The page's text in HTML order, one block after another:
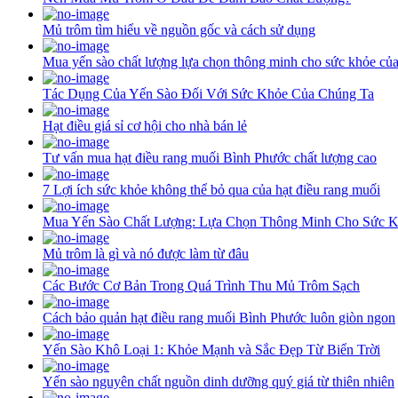
Mủ trôm tìm hiểu về nguồn gốc và cách sử dụng
Mua yến sào chất lượng lựa chọn thông minh cho sức khỏe
Tác Dụng Của Yến Sào Đối Với Sức Khỏe Của Chúng Ta
Hạt điều giá sỉ cơ hội cho nhà bán lẻ
Tư vấn mua hạt điều rang muối Bình Phước chất lượng cao
7 Lợi ích sức khỏe không thể bỏ qua của hạt điều rang muối
Mua Yến Sào Chất Lượng: Lựa Chọn Thông Minh Cho Sức
Mủ trôm là gì và nó được làm từ đâu
Các Bước Cơ Bản Trong Quá Trình Thu Mủ Trôm Sạch
Cách bảo quản hạt điều rang muối Bình Phước luôn giòn ngon
Yến Sào Khô Loại 1: Khỏe Mạnh và Sắc Đẹp Từ Biển Trời
Yến sào nguyên chất nguồn dinh dưỡng quý giá từ thiên nhiên